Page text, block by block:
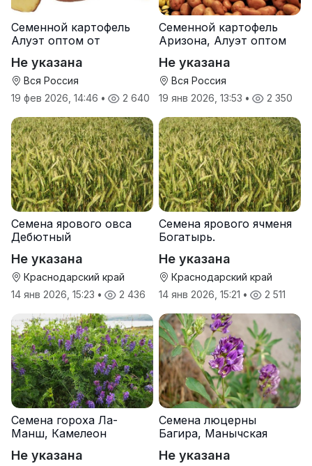
Семенной картофель
Алуэт оптом от
Не указана
Вся Россия
19 фев 2026, 14:46 • 2 640
Семенной картофель
Аризона, Алуэт оптом
Не указана
Вся Россия
19 янв 2026, 13:53 • 2 350
Семена ярового овса
Дебютный
Не указана
Краснодарский край
14 янв 2026, 15:23 • 2 436
Семена ярового ячменя
Богатырь.
Не указана
Краснодарский край
14 янв 2026, 15:21 • 2 511
Семена гороха Ла-
Манш, Камелеон
Не указана
Семена люцерны
Багира, Манычская
Не указана